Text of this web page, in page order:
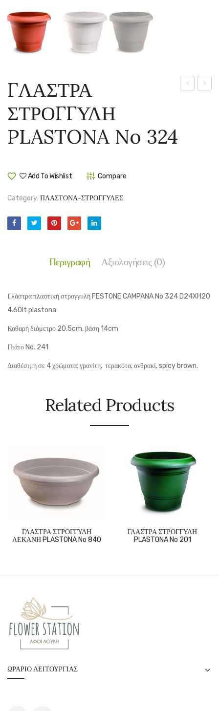
ΓΛΑΣΤΡΑ
ΣΤΡΟΓΓΥΛΗ
PLASTONA No 324
Add To Wishlist Compare
Category: ΠΛΑΣΤΟΝΑ-ΣΤΡΟΓΓΥΛΕΣ
Περιγραφή Αξιολογήσεις (0)
Γλάστρα πλαστική στρογγυλή FESTONE CAMPANA No 324 D24XH20
4.60lt plastona
Καθαρή διάμετρο 20.5cm, βάση 14cm
Πιάτο No. 241
Διαθέσιμη σε 4 χρώματα: γρανίτη, τερακότα, ανθρακί, spicy brown.
Related Products
ΓΛΑΣΤΡΑ ΣΤΡΟΓΓΥΛΗ
ΛΕΚΑΝΗ PLASTONA No 840
ΓΛΑΣΤΡΑ ΣΤΡΟΓΓΥΛΗ
PLASTONA No 201
ΩΡΆΡΙΟ ΛΕΙΤΟΥΡΓΊΑΣ